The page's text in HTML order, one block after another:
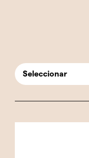
Seleccionar